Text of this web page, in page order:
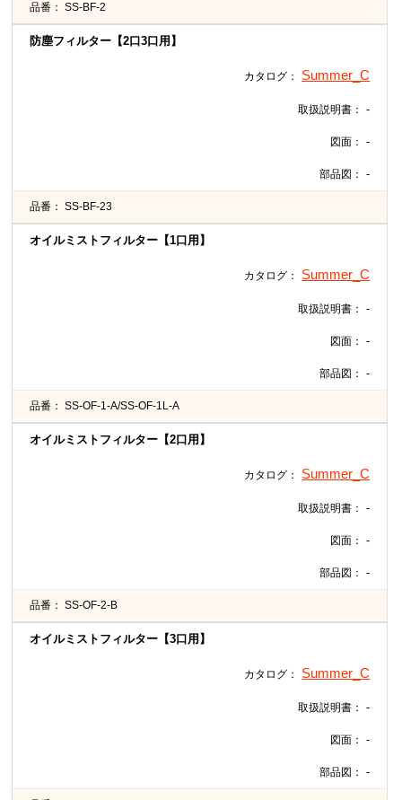
品番： SS-BF-2
防塵フィルター【2口3口用】
カタログ： Summer_C
取扱説明書： -
図面： -
部品図： -
品番： SS-BF-23
オイルミストフィルター【1口用】
カタログ： Summer_C
取扱説明書： -
図面： -
部品図： -
品番： SS-OF-1-A/SS-OF-1L-A
オイルミストフィルター【2口用】
カタログ： Summer_C
取扱説明書： -
図面： -
部品図： -
品番： SS-OF-2-B
オイルミストフィルター【3口用】
カタログ： Summer_C
取扱説明書： -
図面： -
部品図： -